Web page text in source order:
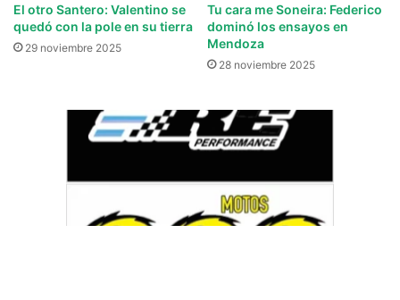
El otro Santero: Valentino se
quedó con la pole en su tierra
29 noviembre 2025
Tu cara me Soneira: Federico
dominó los ensayos en
Mendoza
28 noviembre 2025